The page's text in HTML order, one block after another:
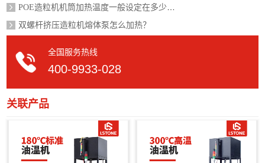
双螺杆挤压造粒机熔体泵怎么加热？
全国服务热线
400-9933-028
关联产品